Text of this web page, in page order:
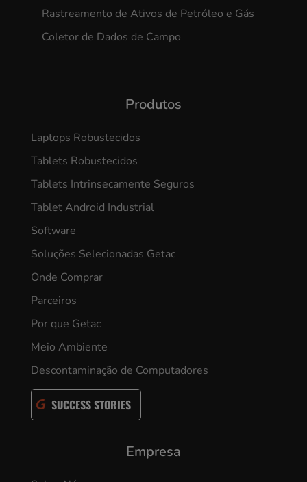
Rastreamento de Ativos de Petróleo e Gás
Coletor de Dados de Campo
Produtos
Laptops Robustecidos
Tablets Robustecidos
Tablets Intrinsecamente Seguros
Tablet Android Industrial
Software
Soluções Selecionadas Getac
Onde Comprar
Parceiros
Por que Getac
Meio Ambiente
Descontaminação de Computadores
SUCCESS STORIES
Empresa